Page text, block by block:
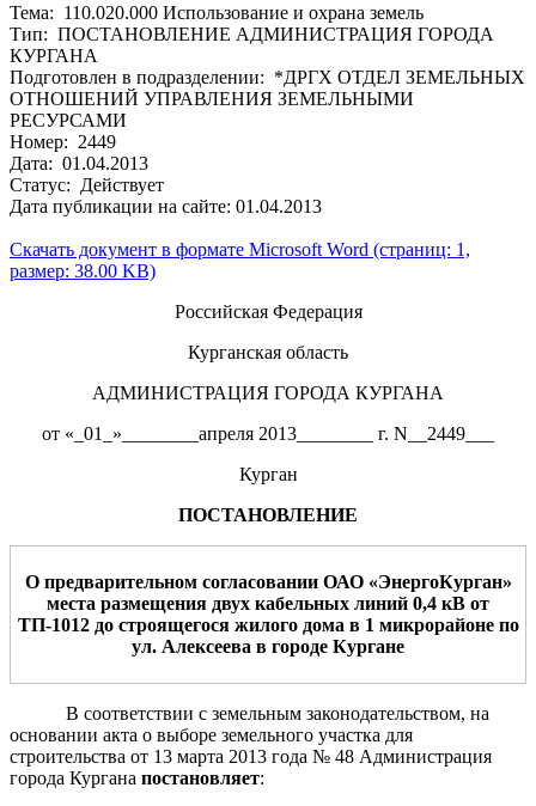
Тема: 110.020.000 Использование и охрана земель
Тип: ПОСТАНОВЛЕНИЕ АДМИНИСТРАЦИЯ ГОРОДА
КУРГАНА
Подготовлен в подразделении: *ДРГХ ОТДЕЛ ЗЕМЕЛЬНЫХ
ОТНОШЕНИЙ УПРАВЛЕНИЯ ЗЕМЕЛЬНЫМИ
РЕСУРСАМИ
Номер: 2449
Дата: 01.04.2013
Статус: Действует
Дата публикации на сайте: 01.04.2013
Скачать документ в формате Microsoft Word (страниц: 1,
размер: 38.00 KB)
Российская Федерация
Курганская область
АДМИНИСТРАЦИЯ ГОРОДА КУРГАНА
от «_01_»________апреля 2013________ г. N__2449___
Курган
ПОСТАНОВЛЕНИЕ
О предварительном согласовании ОАО «ЭнергоКурган»
места размещения двух кабельных линий 0,4 кВ от
ТП-1012 до строящегося жилого дома в 1 микрорайоне по
ул. Алексеева в городе Кургане
В соответствии с земельным законодательством, на
основании акта о выборе земельного участка для
строительства от 13 марта 2013 года № 48 Администрация
города Кургана постановляет: